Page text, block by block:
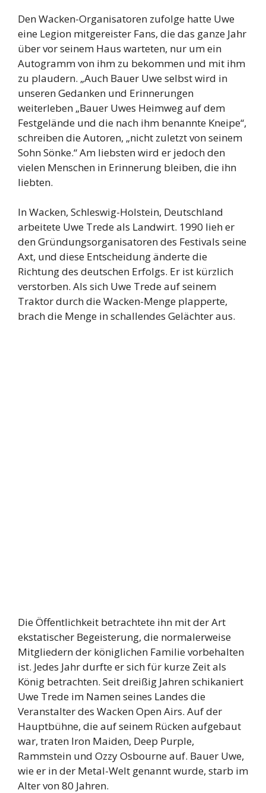
Den Wacken-Organisatoren zufolge hatte Uwe
eine Legion mitgereister Fans, die das ganze Jahr
über vor seinem Haus warteten, nur um ein
Autogramm von ihm zu bekommen und mit ihm
zu plaudern. „Auch Bauer Uwe selbst wird in
unseren Gedanken und Erinnerungen
weiterleben „Bauer Uwes Heimweg auf dem
Festgelände und die nach ihm benannte Kneipe“,
schreiben die Autoren, „nicht zuletzt von seinem
Sohn Sönke.“ Am liebsten wird er jedoch den
vielen Menschen in Erinnerung bleiben, die ihn
liebten.
In Wacken, Schleswig-Holstein, Deutschland
arbeitete Uwe Trede als Landwirt. 1990 lieh er
den Gründungsorganisatoren des Festivals seine
Axt, und diese Entscheidung änderte die
Richtung des deutschen Erfolgs. Er ist kürzlich
verstorben. Als sich Uwe Trede auf seinem
Traktor durch die Wacken-Menge plapperte,
brach die Menge in schallendes Gelächter aus.
Die Öffentlichkeit betrachtete ihn mit der Art
ekstatischer Begeisterung, die normalerweise
Mitgliedern der königlichen Familie vorbehalten
ist. Jedes Jahr durfte er sich für kurze Zeit als
König betrachten. Seit dreißig Jahren schikaniert
Uwe Trede im Namen seines Landes die
Veranstalter des Wacken Open Airs. Auf der
Hauptbühne, die auf seinem Rücken aufgebaut
war, traten Iron Maiden, Deep Purple,
Rammstein und Ozzy Osbourne auf. Bauer Uwe,
wie er in der Metal-Welt genannt wurde, starb im
Alter von 80 Jahren.